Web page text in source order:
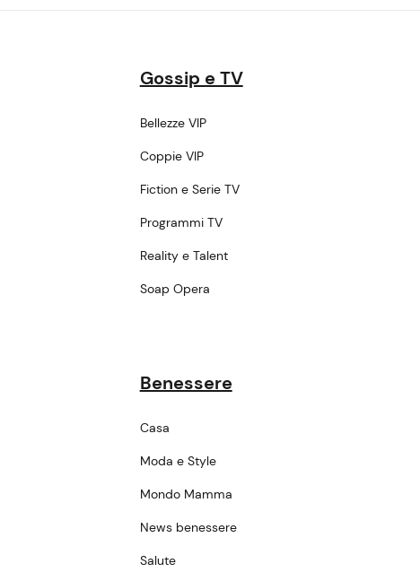
Gossip e TV
Bellezze VIP
Coppie VIP
Fiction e Serie TV
Programmi TV
Reality e Talent
Soap Opera
Benessere
Casa
Moda e Style
Mondo Mamma
News benessere
Salute